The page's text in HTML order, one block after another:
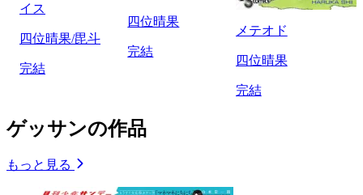
イス
四位晴果/毘斗
完結
四位晴果
完結
メテオド
四位晴果
完結
ゲッサンの作品
もっと見る